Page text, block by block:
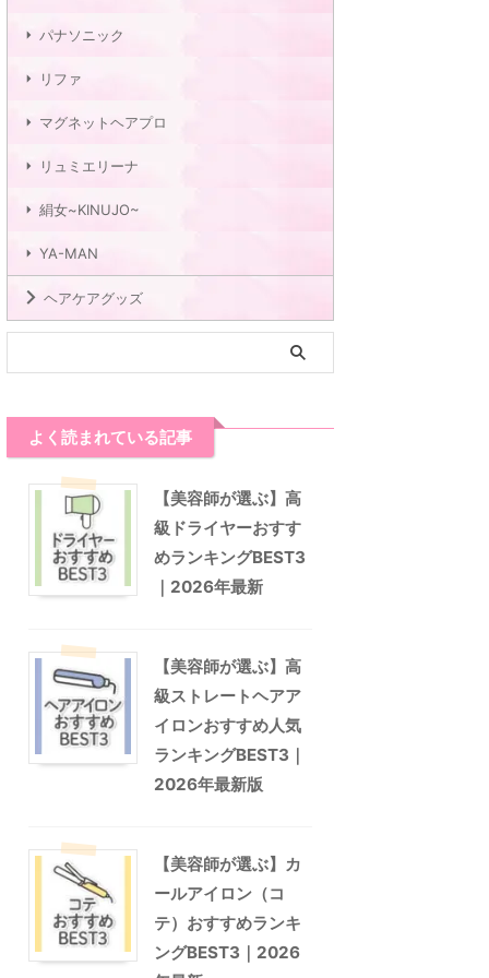
パナソニック
リファ
マグネットヘアプロ
リュミエリーナ
絹女~KINUJO~
YA-MAN
ヘアケアグッズ
よく読まれている記事
【美容師が選ぶ】高
級ドライヤーおすす
めランキングBEST3
｜2026年最新
【美容師が選ぶ】高
級ストレートヘアア
イロンおすすめ人気
ランキングBEST3｜
2026年最新版
【美容師が選ぶ】カ
ールアイロン（コ
テ）おすすめランキ
ングBEST3｜2026